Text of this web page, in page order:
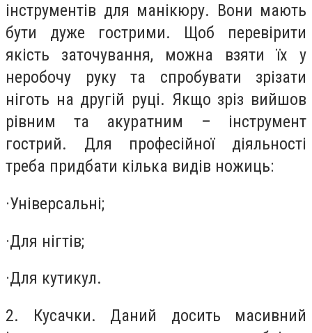
інструментів для манікюру. Вони мають
бути дуже гострими. Щоб перевірити
якість заточування, можна взяти їх у
неробочу руку та спробувати зрізати
ніготь на другій руці. Якщо зріз вийшов
рівним та акуратним – інструмент
гострий. Для професійної діяльності
треба придбати кілька видів ножиць:
·Універсальні;
·Для нігтів;
·Для кутикул.
2. Кусачки. Даний досить масивний